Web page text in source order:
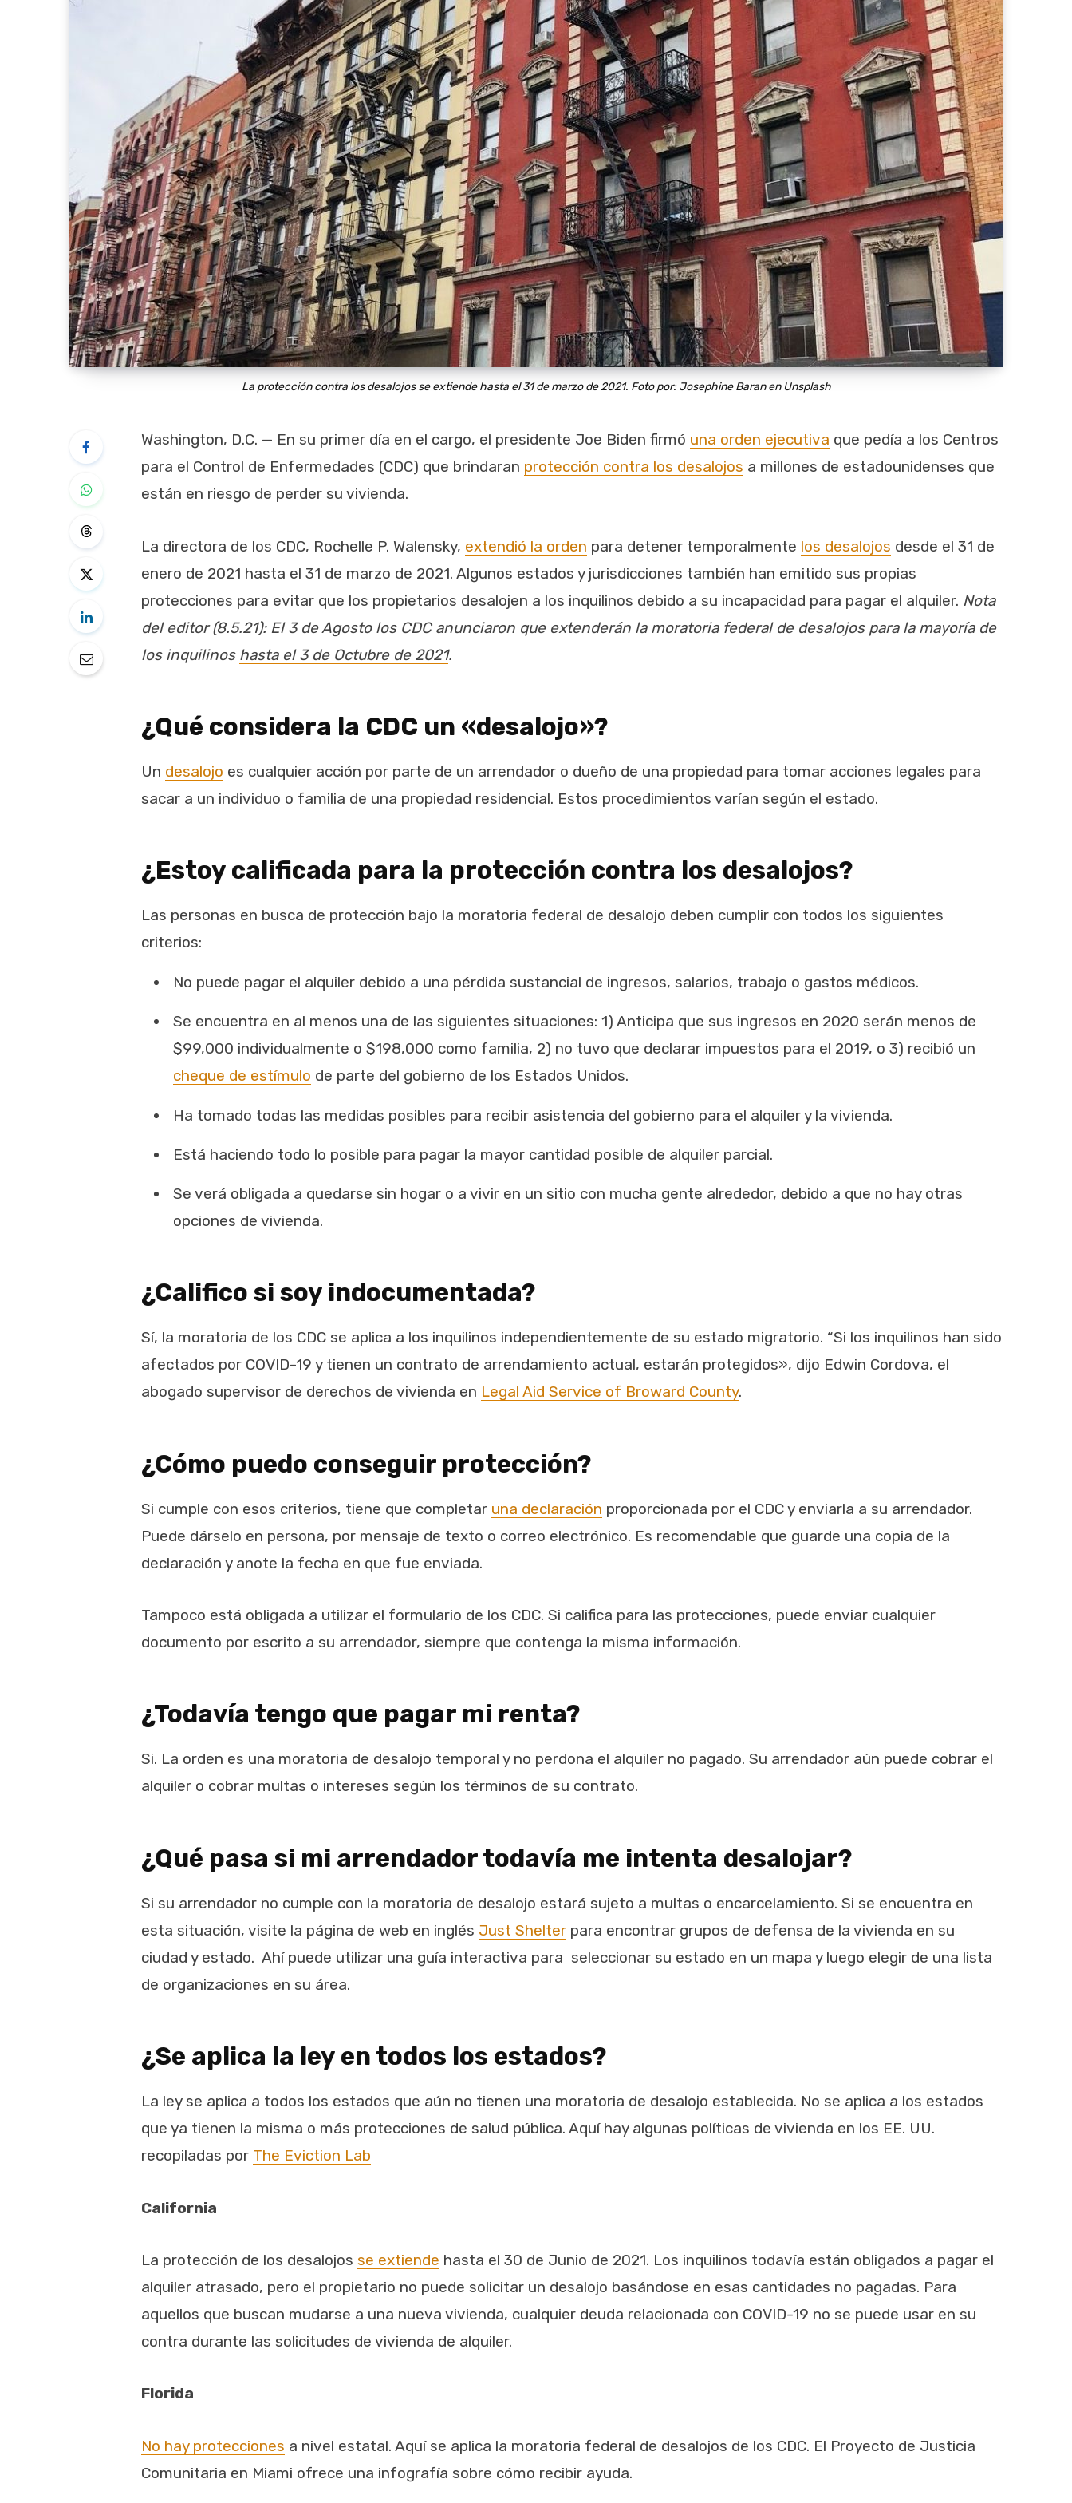
La protección contra los desalojos se extiende hasta el 31 de marzo de 2021. Foto por: Josephine Baran en Unsplash
Washington, D.C. — En su primer día en el cargo, el presidente Joe Biden firmó una orden ejecutiva que pedía a los Centros
para el Control de Enfermedades (CDC) que brindaran protección contra los desalojos a millones de estadounidenses que
están en riesgo de perder su vivienda.
La directora de los CDC, Rochelle P. Walensky, extendió la orden para detener temporalmente los desalojos desde el 31 de
enero de 2021 hasta el 31 de marzo de 2021. Algunos estados y jurisdicciones también han emitido sus propias
protecciones para evitar que los propietarios desalojen a los inquilinos debido a su incapacidad para pagar el alquiler. Nota
del editor (8.5.21): El 3 de Agosto los CDC anunciaron que extenderán la moratoria federal de desalojos para la mayoría de
los inquilinos hasta el 3 de Octubre de 2021.
¿Qué considera la CDC un «desalojo»?
Un desalojo es cualquier acción por parte de un arrendador o dueño de una propiedad para tomar acciones legales para
sacar a un individuo o familia de una propiedad residencial. Estos procedimientos varían según el estado.
¿Estoy calificada para la protección contra los desalojos?
Las personas en busca de protección bajo la moratoria federal de desalojo deben cumplir con todos los siguientes
criterios:
No puede pagar el alquiler debido a una pérdida sustancial de ingresos, salarios, trabajo o gastos médicos.
Se encuentra en al menos una de las siguientes situaciones: 1) Anticipa que sus ingresos en 2020 serán menos de
$99,000 individualmente o $198,000 como familia, 2) no tuvo que declarar impuestos para el 2019, o 3) recibió un
cheque de estímulo de parte del gobierno de los Estados Unidos.
Ha tomado todas las medidas posibles para recibir asistencia del gobierno para el alquiler y la vivienda.
Está haciendo todo lo posible para pagar la mayor cantidad posible de alquiler parcial.
Se verá obligada a quedarse sin hogar o a vivir en un sitio con mucha gente alrededor, debido a que no hay otras
opciones de vivienda.
¿Califico si soy indocumentada?
Sí, la moratoria de los CDC se aplica a los inquilinos independientemente de su estado migratorio. “Si los inquilinos han sido
afectados por COVID-19 y tienen un contrato de arrendamiento actual, estarán protegidos», dijo Edwin Cordova, el
abogado supervisor de derechos de vivienda en Legal Aid Service of Broward County.
¿Cómo puedo conseguir protección?
Si cumple con esos criterios, tiene que completar una declaración proporcionada por el CDC y enviarla a su arrendador.
Puede dárselo en persona, por mensaje de texto o correo electrónico. Es recomendable que guarde una copia de la
declaración y anote la fecha en que fue enviada.
Tampoco está obligada a utilizar el formulario de los CDC. Si califica para las protecciones, puede enviar cualquier
documento por escrito a su arrendador, siempre que contenga la misma información.
¿Todavía tengo que pagar mi renta?
Si. La orden es una moratoria de desalojo temporal y no perdona el alquiler no pagado. Su arrendador aún puede cobrar el
alquiler o cobrar multas o intereses según los términos de su contrato.
¿Qué pasa si mi arrendador todavía me intenta desalojar?
Si su arrendador no cumple con la moratoria de desalojo estará sujeto a multas o encarcelamiento. Si se encuentra en
esta situación, visite la página de web en inglés Just Shelter para encontrar grupos de defensa de la vivienda en su
ciudad y estado. Ahí puede utilizar una guía interactiva para seleccionar su estado en un mapa y luego elegir de una lista
de organizaciones en su área.
¿Se aplica la ley en todos los estados?
La ley se aplica a todos los estados que aún no tienen una moratoria de desalojo establecida. No se aplica a los estados
que ya tienen la misma o más protecciones de salud pública. Aquí hay algunas políticas de vivienda en los EE. UU.
recopiladas por The Eviction Lab
California
La protección de los desalojos se extiende hasta el 30 de Junio de 2021. Los inquilinos todavía están obligados a pagar el
alquiler atrasado, pero el propietario no puede solicitar un desalojo basándose en esas cantidades no pagadas. Para
aquellos que buscan mudarse a una nueva vivienda, cualquier deuda relacionada con COVID-19 no se puede usar en su
contra durante las solicitudes de vivienda de alquiler.
Florida
No hay protecciones a nivel estatal. Aquí se aplica la moratoria federal de desalojos de los CDC. El Proyecto de Justicia
Comunitaria en Miami ofrece una infografía sobre cómo recibir ayuda.